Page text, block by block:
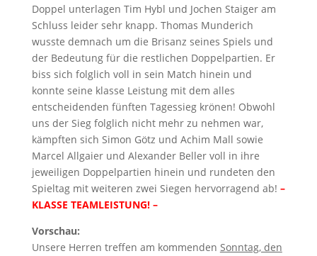
Doppel unterlagen Tim Hybl und Jochen Staiger am
Schluss leider sehr knapp. Thomas Munderich
wusste demnach um die Brisanz seines Spiels und
der Bedeutung für die restlichen Doppelpartien. Er
biss sich folglich voll in sein Match hinein und
konnte seine klasse Leistung mit dem alles
entscheidenden fünften Tagessieg krönen! Obwohl
uns der Sieg folglich nicht mehr zu nehmen war,
kämpften sich Simon Götz und Achim Mall sowie
Marcel Allgaier und Alexander Beller voll in ihre
jeweiligen Doppelpartien hinein und rundeten den
Spieltag mit weiteren zwei Siegen hervorragend ab! –
KLASSE TEAMLEISTUNG! –
Vorschau:
Unsere Herren treffen am kommenden Sonntag, den